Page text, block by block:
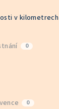
v kilometrech
0
0